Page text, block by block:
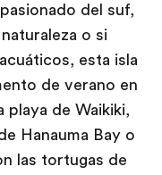
del suf,
o si
esta isla
de verano en
playa de Waikiki,
Hanauma Bay o
las tortugas de